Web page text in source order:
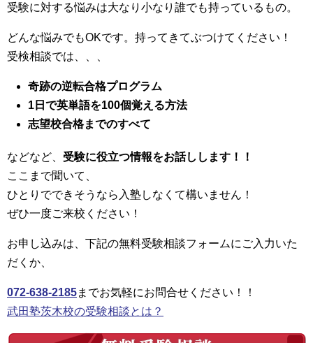
受験に対する悩みは大なり小なり誰でも持っているもの。
どんな悩みでもOKです。持ってきてぶつけてください！
受検相談では、、、
奇跡の逆転合格プログラム
1日で英単語を100個覚える方法
志望校合格までのすべて
などなど、 受験に役立つ情報をお話しします！！
ここまで聞いて、
ひとりでできそうなら入塾しなくて構いません！
ぜひ一度ご来校ください！
お申し込みは、下記の無料受験相談フォームにご入力いた
だくか、
072-638-2185までお気軽にお問合せください！！
武田塾茨木校の受験相談とは？